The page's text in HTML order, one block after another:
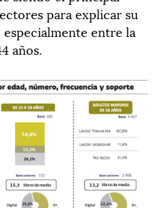
para explicar su
especialmente entre la
años.